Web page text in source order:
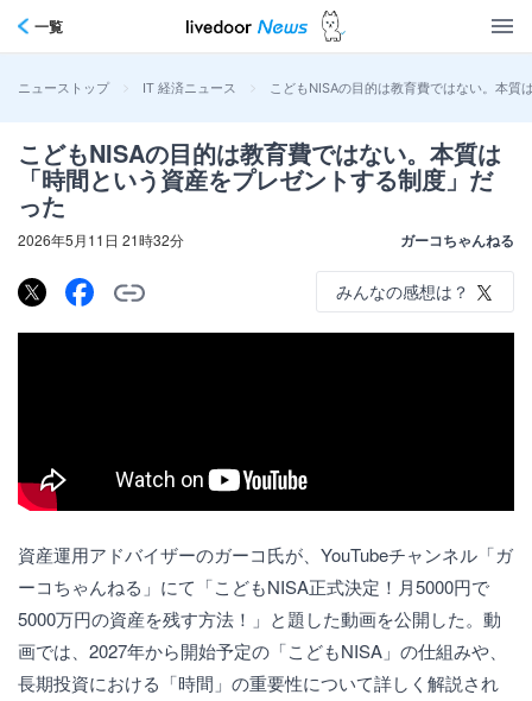
一覧
ニューストップ > IT 経済ニュース > こどもNISAの目的は教育費ではない。本質
こどもNISAの目的は教育費ではない。本質は
「時間という資産をプレゼントする制度」だ
った
2026年5月11日 21時32分 ガーコちゃんねる
みんなの感想は？
資産運用アドバイザーのガーコ氏が、YouTubeチャンネル「ガ
ーコちゃんねる」にて「こどもNISA正式決定！月5000円で
5000万円の資産を残す方法！」と題した動画を公開した。動
画では、2027年から開始予定の「こどもNISA」の仕組みや、
長期投資における「時間」の重要性について詳しく解説され